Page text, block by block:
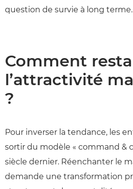
question de survie à long terme.
Comment
l’attractivité
?
Pour inverser la tendance, les
sortir du modèle « command &
siècle dernier. Réenchanter le
demande une transformation